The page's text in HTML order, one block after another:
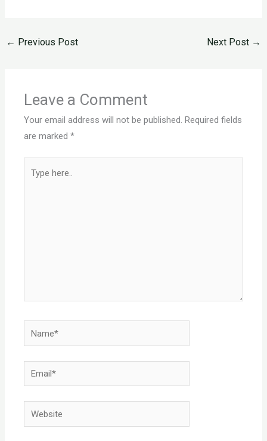
← Previous Post Next Post →
Leave a Comment
Your email address will not be published. Required fields
are marked*
here..
Name*
Email*
Website